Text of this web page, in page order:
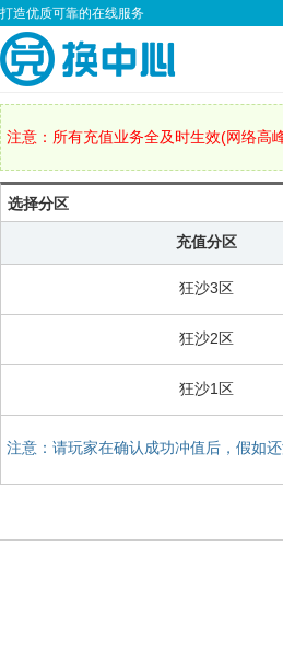
打造优质可靠的在线服务
注意：所有充值业务全及时生效(网络高
选择分区
充值分区
狂沙3区
狂沙2区
狂沙1区
注意：请玩家在确认成功冲值后，假如